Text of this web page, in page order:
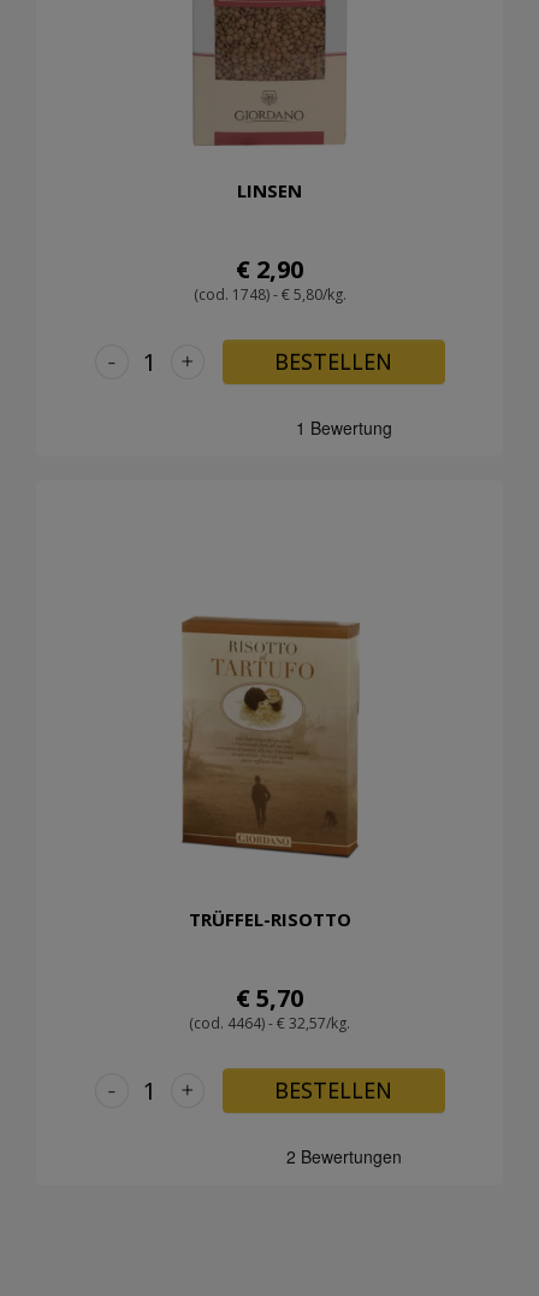
LINSEN
€ 2,90
(cod. 1748) - € 5,80/kg.
+
- BESTELLEN
TRÜFFEL-RISOTTO
€ 5,70
(cod. 4464) - € 32,57/kg.
+
- BESTELLEN